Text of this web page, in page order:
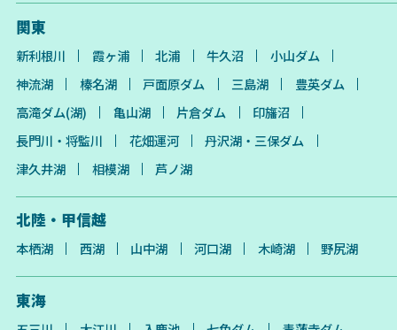
関東
新利根川 霞ヶ浦 北浦 牛久沼
小山ダム
神流湖
榛名湖 戸面原ダム 三島湖
豊英ダム
高滝ダム(湖)
亀山湖 片倉ダム
印旛沼
長門川・将監川
花畑運河
丹沢湖・三保ダム
津久井湖
相模湖 芦ノ湖
北陸・甲信越
本栖湖 西湖 山中湖 河口湖 木崎湖 野尻湖
東海